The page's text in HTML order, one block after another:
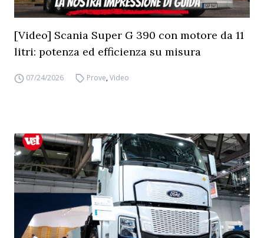
[Video] Scania Super G 390 con motore da 11
litri: potenza ed efficienza su misura
07/24/2026 Prove,Video